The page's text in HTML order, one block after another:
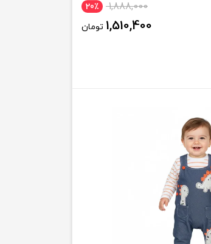
1,888,000 20٪
1,510,400 تومان